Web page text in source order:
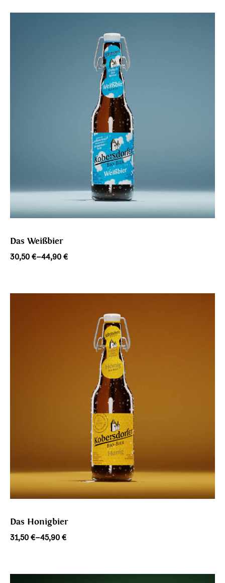
43,90 €
Das Weißbier
30,50 €–44,90 €
Preisspanne:
44,90 €
Das Honigbier
31,50 €–45,90 €
Preisspanne:
45,90 €